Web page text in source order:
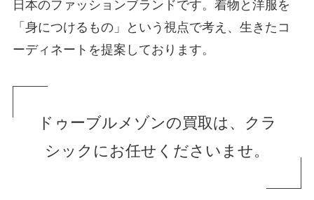
日本のファッションブランドです。着物と洋服を
「身につけるもの」という視点で考え、生きたコ
ーディネートを提案しております。
ドゥーブルメゾンの買取は、クラ
シックにお任せくださいませ。